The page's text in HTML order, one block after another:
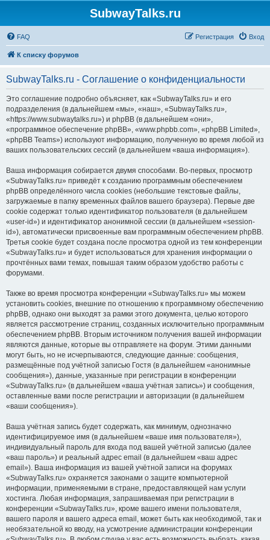
SubwayTalks.ru
FAQ Вход
Регистрация
К списку форумов
SubwayTalks.ru - Соглашение о конфиденциальности
Это соглашение подробно объясняет, как «SubwayTalks.ru» и его
подразделения (в дальнейшем «мы», «наш», «SubwayTalks.ru»,
«https://www.subwaytalks.ru») и phpBB (в дальнейшем «они»,
«программное обеспечение phpBB», «www.phpbb.com», «phpBB Limited»,
«phpBB Teams») используют информацию, полученную во время любой из
ваших пользовательских сессий (в дальнейшем «ваша информация»).
Ваша информация собирается двумя способами. Во-первых, просмотр
«SubwayTalks.ru» приведёт к созданию программным обеспечением
phpBB определённого числа cookies (небольшие текстовые файлы,
загружаемые в папку временных файлов вашего браузера). Первые две
cookie содержат только идентификатор пользователя (в дальнейшем
«user-id») и идентификатор анонимной сессии (в дальнейшем «session-
id»), автоматически присвоенные вам программным обеспечением phpBB.
Третья cookie будет создана после просмотра одной из тем конференции
«SubwayTalks.ru» и будет использоваться для хранения информации о
прочтённых вами темах, повышая таким образом удобство работы с
форумами.
Также во время просмотра конференции «SubwayTalks.ru» мы можем
установить cookies, внешние по отношению к программному обеспечению
phpBB, однако они выходят за рамки этого документа, целью которого
является рассмотрение страниц, созданных исключительно программным
обеспечением phpBB. Вторым источником получения вашей информации
являются данные, которые вы отправляете на форум. Этими данными
могут быть, но не исчерпываются, следующие данные: сообщения,
размещённые под учётной записью Гостя (в дальнейшем «анонимные
сообщения»), данные, указанные при регистрации в конференции
«SubwayTalks.ru» (в дальнейшем «ваша учётная запись») и сообщения,
оставленные вами после регистрации и авторизации (в дальнейшем
«ваши сообщения»).
Ваша учётная запись будет содержать, как минимум, однозначно
идентифицируемое имя (в дальнейшем «ваше имя пользователя»),
индивидуальный пароль для входа под вашей учётной записью (далее
«ваш пароль») и реальный адрес email (в дальнейшем «ваш адрес
email»). Ваша информация из вашей учётной записи на форумах
«SubwayTalks.ru» охраняется законами о защите компьютерной
информации, применяемыми в стране, предоставляющей нам услуги
хостинга. Любая информация, запрашиваемая при регистрации в
конференции «SubwayTalks.ru», кроме вашего имени пользователя,
вашего пароля и вашего адреса email, может быть как необходимой, так и
необязательной ко вводу, на усмотрение администрации конференции